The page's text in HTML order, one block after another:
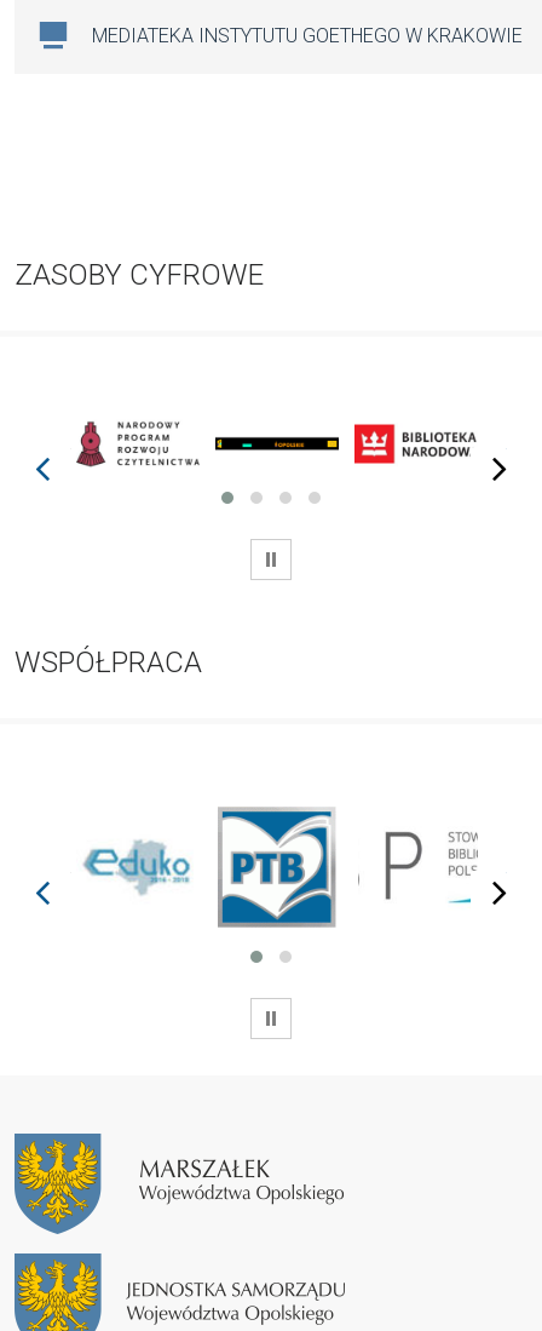
MEDIATEKA INSTYTUTU GOETHEGO W KRAKOWIE
ZASOBY CYFROWE
prev next
WSTRZYMAJ
WSPÓŁPRACA
next
WSTRZYMAJ